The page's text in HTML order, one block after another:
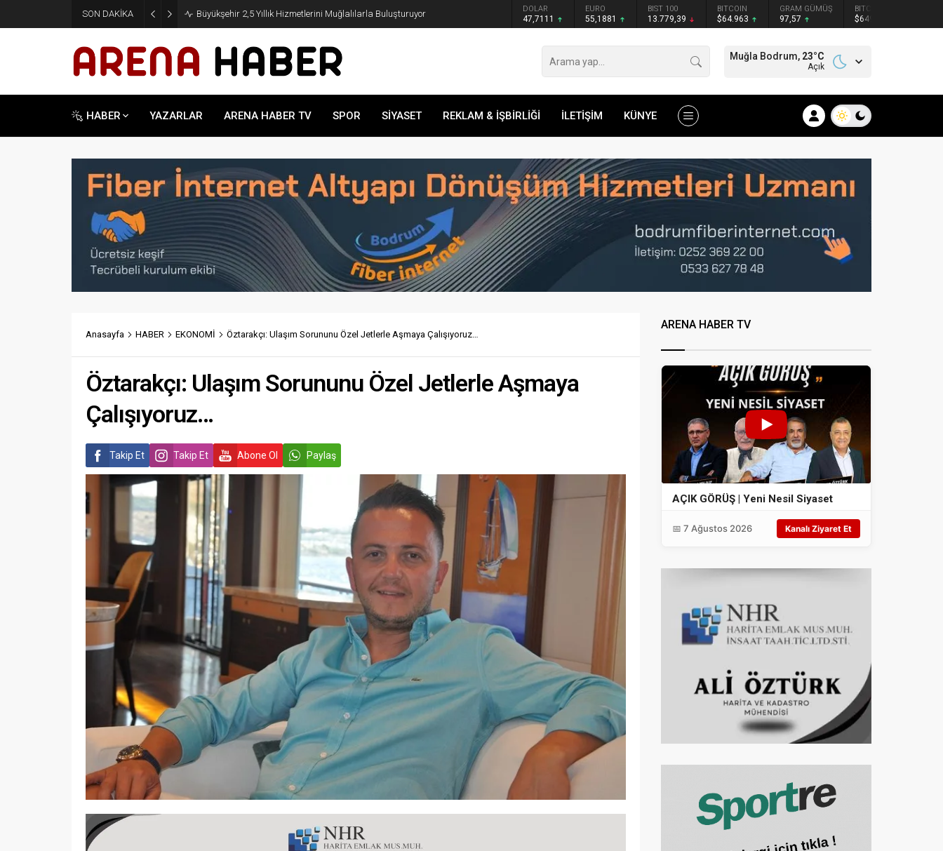
SON DAKİKA Büyükşehir 2,5 Yıllık Hizmetlerini Muğlalılarla Buluşturuyor DOLAR
47,7111
EURO
55,1881
BIST 100
13.779,39
BITCOIN
$64.963
GRAM GÜMÜŞ
97,57
BITCOIN
$64929
Muğla Bodrum, 23°C
Açık
HABER YAZARLAR ARENA HABER TV SPOR SİYASET REKLAM & İŞBİRLİĞİ İLETİŞİM KÜNYE
Anasayfa HABER EKONOMİ Öztarakçı: Ulaşım Sorununu Özel Jetlerle Aşmaya Çalışıyoruz…
Öztarakçı: Ulaşım Sorununu Özel Jetlerle Aşmaya
Çalışıyoruz…
Takip Et Takip Et Abone Ol Paylaş
ARENA HABER TV
AÇIK GÖRÜŞ | Yeni Nesil Siyaset
📅 7 Ağustos 2026 Kanalı Ziyaret Et